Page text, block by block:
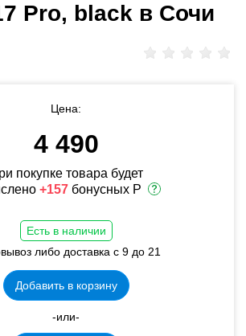
Pro, black в Сочи
Цена:
4 490
покупке товара будет
+157 бонусных Р
Есть в наличии
либо доставка с 9 до 21
Добавить в корзину
-или-